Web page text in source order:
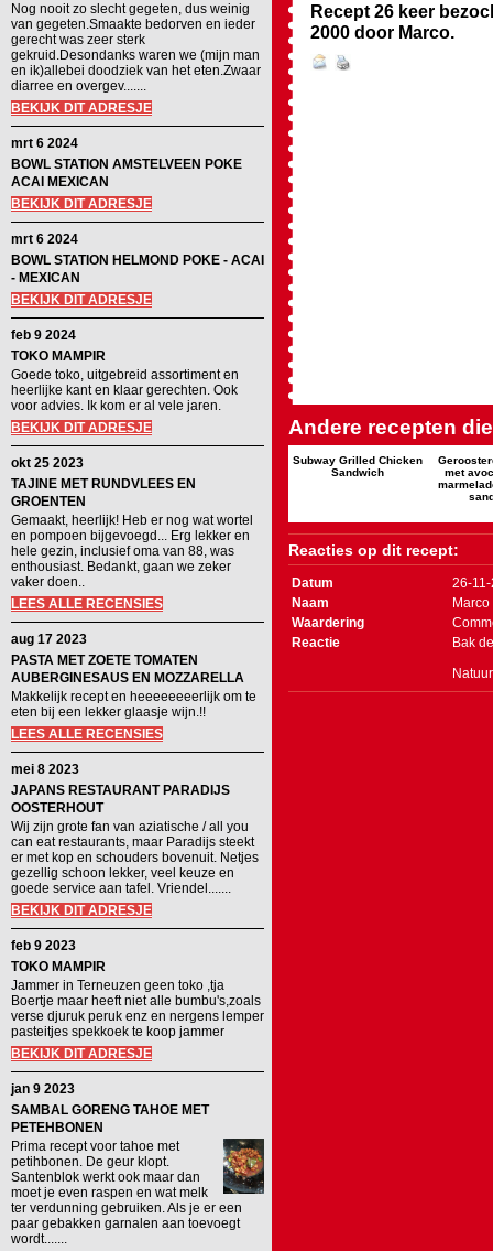
Nog nooit zo slecht gegeten, dus weinig
van gegeten.Smaakte bedorven en ieder
gerecht was zeer sterk
gekruid.Desondanks waren we (mijn man
en ik)allebei doodziek van het eten.Zwaar
diarree en overgev.......
BEKIJK DIT ADRESJE
mrt 6 2024
BOWL STATION AMSTELVEEN POKE
ACAI MEXICAN
BEKIJK DIT ADRESJE
mrt 6 2024
BOWL STATION HELMOND POKE - ACAI
- MEXICAN
BEKIJK DIT ADRESJE
feb 9 2024
TOKO MAMPIR
Goede toko, uitgebreid assortiment en
heerlijke kant en klaar gerechten. Ook
voor advies. Ik kom er al vele jaren.
BEKIJK DIT ADRESJE
okt 25 2023
TAJINE MET RUNDVLEES EN
GROENTEN
Gemaakt, heerlijk! Heb er nog wat wortel
en pompoen bijgevoegd... Erg lekker en
hele gezin, inclusief oma van 88, was
enthousiast. Bedankt, gaan we zeker
vaker doen..
LEES ALLE RECENSIES
aug 17 2023
PASTA MET ZOETE TOMATEN
AUBERGINESAUS EN MOZZARELLA
Makkelijk recept en heeeeeeeerlijk om te
eten bij een lekker glaasje wijn.!!
LEES ALLE RECENSIES
mei 8 2023
JAPANS RESTAURANT PARADIJS
OOSTERHOUT
Wij zijn grote fan van aziatische / all you
can eat restaurants, maar Paradijs steekt
er met kop en schouders bovenuit. Netjes
gezellig schoon lekker, veel keuze en
goede service aan tafel. Vriendel.......
BEKIJK DIT ADRESJE
feb 9 2023
TOKO MAMPIR
Jammer in Terneuzen geen toko ,tja
Boertje maar heeft niet alle bumbu's,zoals
verse djuruk peruk enz en nergens lemper
pasteitjes spekkoek te koop jammer
BEKIJK DIT ADRESJE
jan 9 2023
SAMBAL GORENG TAHOE MET
PETEHBONEN
Prima recept voor tahoe met
petihbonen. De geur klopt.
Santenblok werkt ook maar dan
moet je even raspen en wat melk
ter verdunning gebruiken. Als je er een
paar gebakken garnalen aan toevoegt
wordt.......
Recept 26 keer
2000 door Marco.
Andere recepten
Subway Grilled Chicken
Sandwich
met
Reacties op dit recept:
Datum
26-
Naam
Marco
Waardering
Reactie
Bak